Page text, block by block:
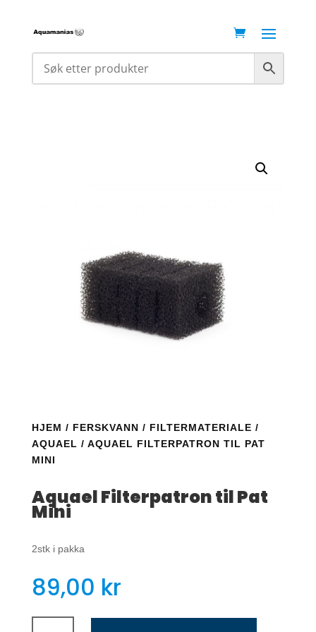
HJEM / FERSKVANN / FILTERMATERIALE /
AQUAEL / AQUAEL FILTERPATRON TIL PAT
MINI
Aquael Filterpatron til Pat
Mini
2stk i pakka
89,00 kr
Aquael